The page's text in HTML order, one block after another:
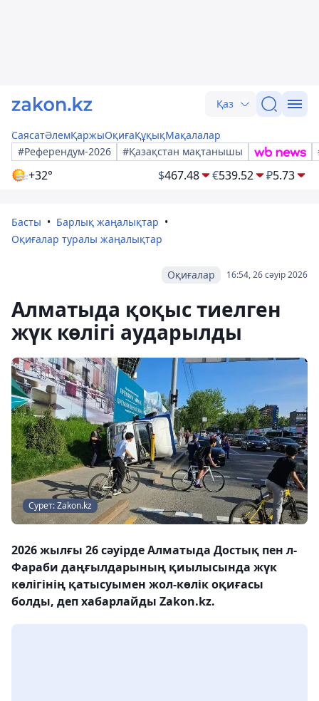
Қаз
СаясатӘлемҚаржыОқиғаҚұқықМақалалар
#Референдум-2026
#Қазақстан мақтанышы
+32° $467.48 €539.52 ₽5.73
Басты
Барлық жаңалықтар
Оқиғалар туралы жаңалықтар
16:54, 26 сәуір 2026
Оқиғалар
Алматыда қоқыс тиелген
жүк көлігі аударылды
Сурет: Zakon.kz
2026 жылғы 26 сәуірде Алматыда Достық пен л-
Фараби даңғылдарының қиылысында жүк
көлігінің қатысуымен жол-көлік оқиғасы
болды, деп хабарлайды Zakon.kz.